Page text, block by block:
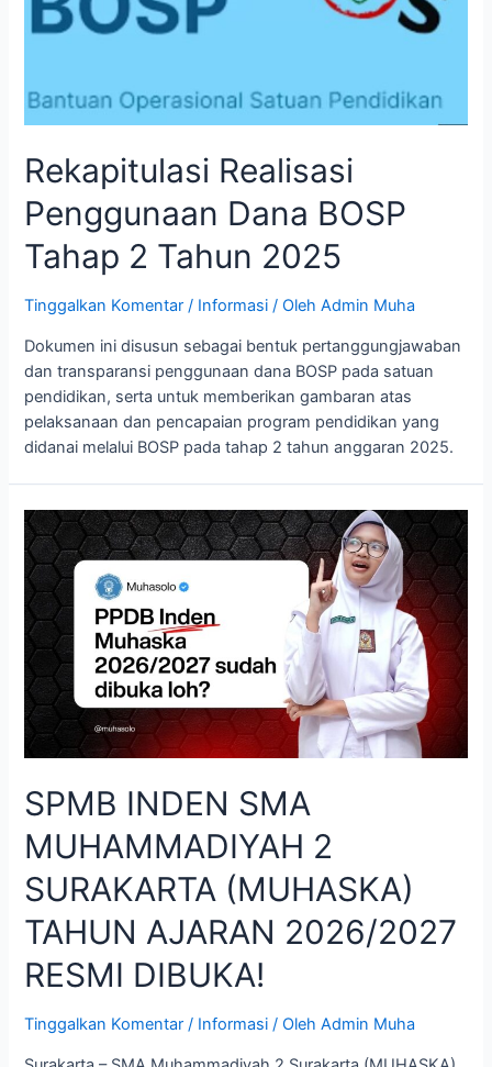
Rekapitulasi Realisasi
Penggunaan Dana BOSP
Tahap 2 Tahun 2025
Tinggalkan Komentar / Informasi / OlehAdmin Muha
Dokumen ini disusun sebagai bentuk pertanggungjawaban
dan transparansi penggunaan dana BOSP pada satuan
pendidikan, serta untuk memberikan gambaran atas
pelaksanaan dan pencapaian program pendidikan yang
didanai melalui BOSP pada tahap 2 tahun anggaran 2025.
SPMB INDEN SMA
MUHAMMADIYAH 2
SURAKARTA (MUHASKA)
TAHUN AJARAN 2026/2027
RESMI DIBUKA!
Tinggalkan Komentar / Informasi / OlehAdmin Muha